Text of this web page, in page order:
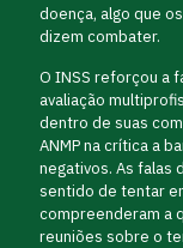
doença, algo que
dizem combater.
O INSS reforçou a
avaliação
dentro de suas
ANMP na crítica a
negativos. As falas
sentido de tentar
compreenderam a
reuniões sobre o